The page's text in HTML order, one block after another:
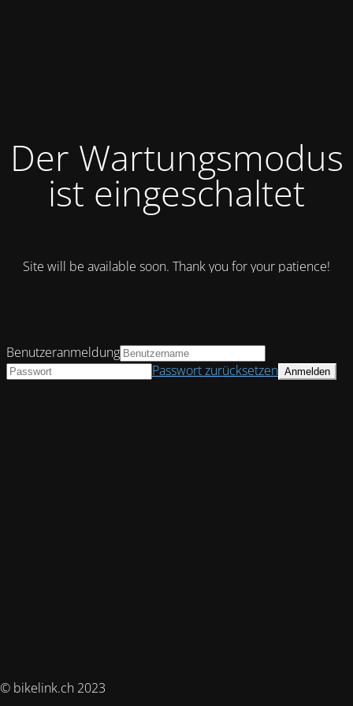
Der Wartungsmodus
ist eingeschaltet
Site will be available soon. Thank you for your patience!
© bikelink.ch 2023
Benutzeranmeldung
Passwort zurücksetzen